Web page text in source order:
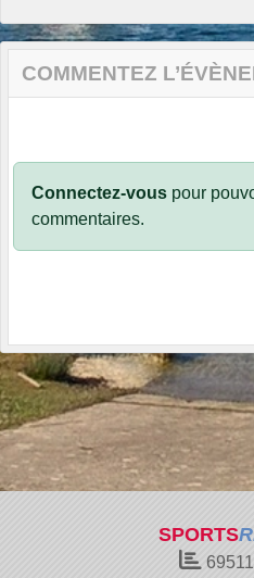
COMMENTEZ
Connectez-vous pour
commentaires.
SPORTS
69511